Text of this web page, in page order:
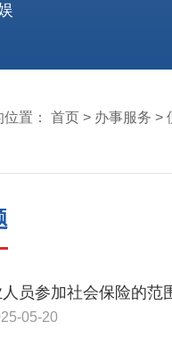
置： 首页 > 办事服务 >
员参加社会保险的范
05-20